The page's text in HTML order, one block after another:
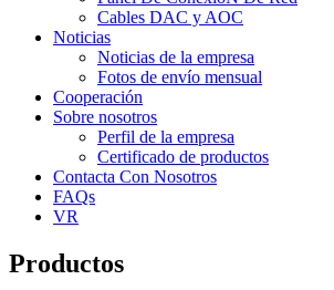
Cables DAC y AOC
Noticias
Noticias de la empresa
Fotos de envío mensual
Cooperación
Sobre nosotros
Perfil de la empresa
Certificado de productos
Contacta Con Nosotros
FAQs
VR
Productos